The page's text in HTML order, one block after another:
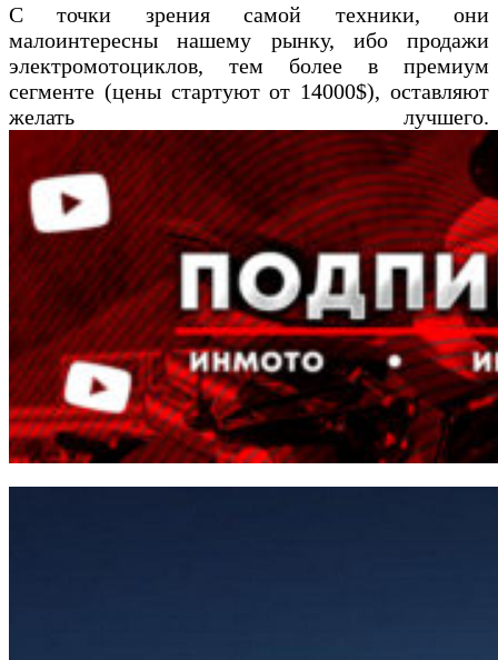
С точки зрения самой техники, они
малоинтересны нашему рынку, ибо продажи
электромотоциклов, тем более в премиум
сегменте (цены стартуют от 14000$), оставляют
желать лучшего.